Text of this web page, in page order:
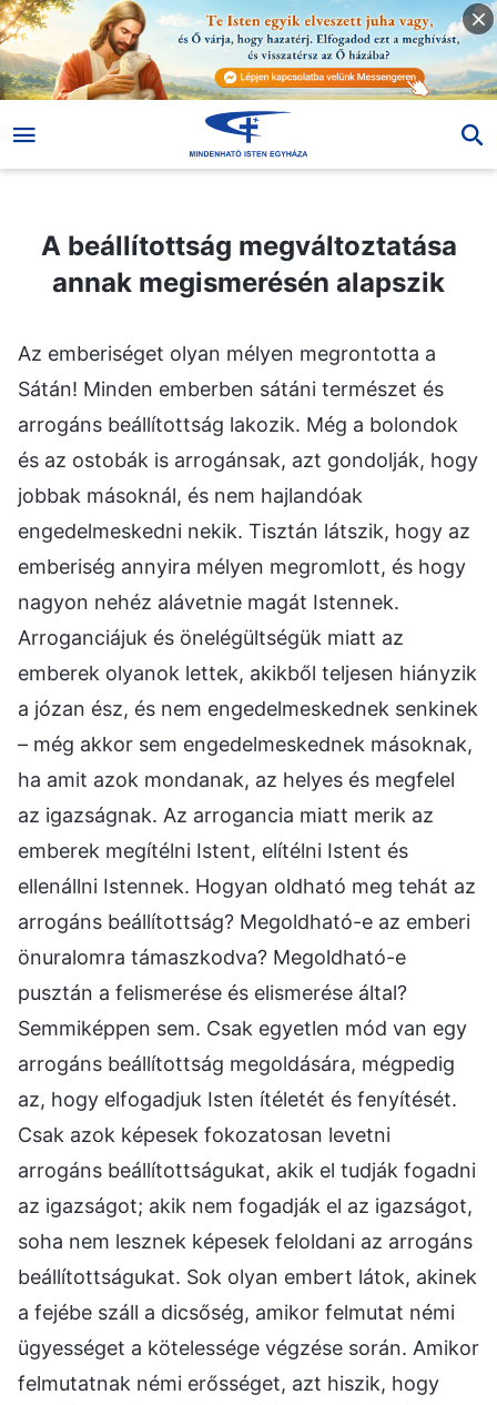
A beállítottság megváltoztatása
annak megismerésén alapszik
Az emberiséget olyan mélyen megrontotta a
Sátán! Minden emberben sátáni természet és
arrogáns beállítottság lakozik. Még a bolondok
és az ostobák is arrogánsak, azt gondolják, hogy
jobbak másoknál, és nem hajlandóak
engedelmeskedni nekik. Tisztán látszik, hogy az
emberiség annyira mélyen megromlott, és hogy
nagyon nehéz alávetnie magát Istennek.
Arroganciájuk és önelégültségük miatt az
emberek olyanok lettek, akikből teljesen hiányzik
a józan ész, és nem engedelmeskednek senkinek
– még akkor sem engedelmeskednek másoknak,
ha amit azok mondanak, az helyes és megfelel
az igazságnak. Az arrogancia miatt merik az
emberek megítélni Istent, elítélni Istent és
ellenállni Istennek. Hogyan oldható meg tehát az
arrogáns beállítottság? Megoldható-e az emberi
önuralomra támaszkodva? Megoldható-e
pusztán a felismerése és elismerése által?
Semmiképpen sem. Csak egyetlen mód van egy
arrogáns beállítottság megoldására, mégpedig
az, hogy elfogadjuk Isten ítéletét és fenyítését.
Csak azok képesek fokozatosan levetni
arrogáns beállítottságukat, akik el tudják fogadni
az igazságot; akik nem fogadják el az igazságot,
soha nem lesznek képesek feloldani az arrogáns
beállítottságukat. Sok olyan embert látok, akinek
a fejébe száll a dicsőség, amikor felmutat némi
ügyességet a kötelessége végzése során. Amikor
felmutatnak némi erősséget, azt hiszik, hogy